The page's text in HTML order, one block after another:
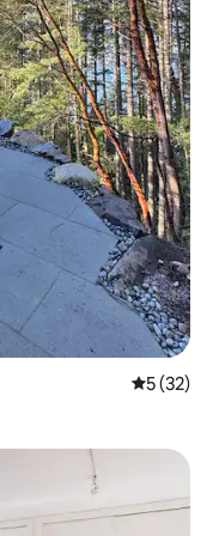
Vidutinis
5 (32)